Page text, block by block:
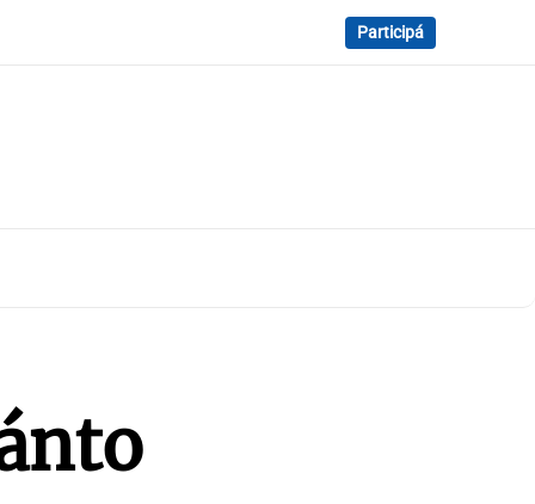
Participá